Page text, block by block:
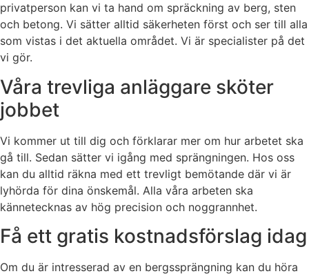
privatperson kan vi ta hand om spräckning av berg, sten
och betong. Vi sätter alltid säkerheten först och ser till alla
som vistas i det aktuella området. Vi är specialister på det
vi gör.
Våra trevliga anläggare sköter
jobbet
Vi kommer ut till dig och förklarar mer om hur arbetet ska
gå till. Sedan sätter vi igång med sprängningen. Hos oss
kan du alltid räkna med ett trevligt bemötande där vi är
lyhörda för dina önskemål. Alla våra arbeten ska
kännetecknas av hög precision och noggrannhet.
Få ett gratis kostnadsförslag idag
Om du är intresserad av en bergssprängning kan du höra